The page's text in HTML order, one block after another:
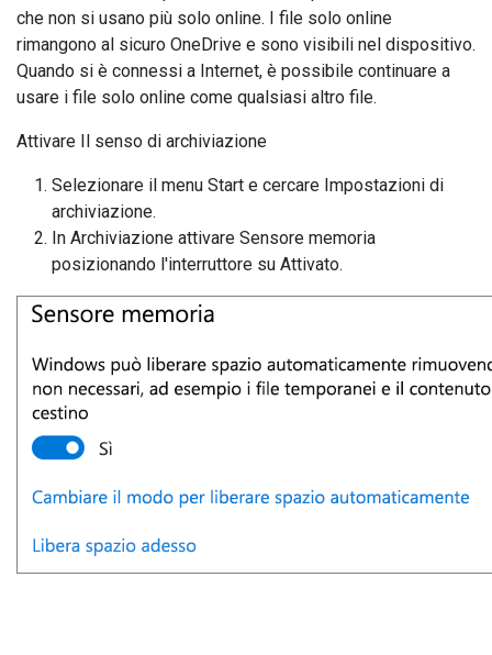
che non si usano più solo online. I file solo online
rimangono al sicuro OneDrive e sono visibili nel dispositivo.
Quando si è connessi a Internet, è possibile continuare a
usare i file solo online come qualsiasi altro file.
Attivare Il senso di archiviazione
Selezionare il menu Start e cercare Impostazioni di
archiviazione.
In Archiviazione attivare Sensore memoria
posizionando l'interruttore su Attivato.